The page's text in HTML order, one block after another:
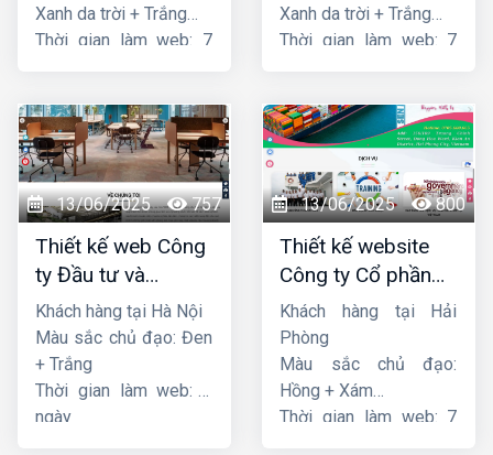
Xanh da trời + Trắng
Thời gian làm web: 7
Xanh da trời + Trắng
Thời gian làm web: 7
13/06/2025 757
Thiết kế web Công
ty Đầu tư và
Thương mại Five-
Star
Khách hàng tại Hà Nội
Màu sắc chủ đạo: Đen
+ Trắng
Thời gian làm web: 7
ngày
13/06/2025 800
Thiết kế website
Công ty Cổ phần
dịch vụ hàng hải
Sen
Khách hàng tại Hải
Phòng
Màu sắc chủ đạo:
Hồng + Xám
Thời gian làm web: 7